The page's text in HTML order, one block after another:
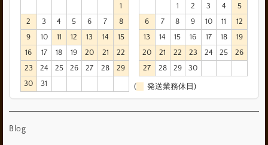
1
2
3 4 5 6 7
8
9
10 11 12 13 14
15
16
17 18 19 20 21
22
23
24 25 26 27 28
29
30
31
1
2 3 4
5
6
7 8 9 10 11
12
13
14 15 16 17 18
19
20
21 22 23 24 25
26
27
28 29 30
( 発送業務休日)
Blog